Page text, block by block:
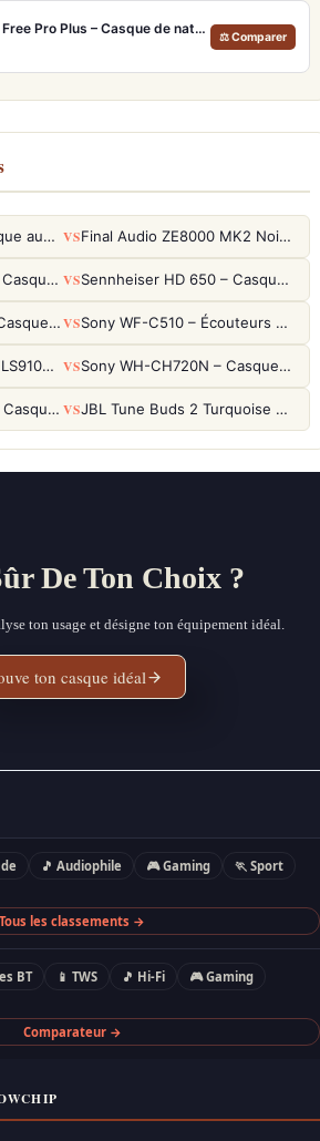
Creative Outlier Free Pro Plus – Casque de natation IPX8 avec MP3 et transducteurs ajustables
⚖ Comparer
Sony MDR-Z1R – Casque audiophile fermé haute résolution VS Final Audio ZE8000 MK2 Noir – Écouteurs True Wireless audiophiles 8K Sound
HIFIMAN SUNDARA – Casque Planar Magnetic Ouvert Over-Ear Audiophile VS Sennheiser HD 650 – Casque audiophile ouvert pour l'écoute analytique
Sony WH-CH720N – Casque ANC 35h, Ultra-léger (192g) avec Processeur V1 VS Sony WF-C510 – Écouteurs True Wireless compacts, autonomie 22h et multipoint
Sony LinkBuds Fit WFLS910NW Blanc – Écouteurs Sport Ailes ANC VS Sony WH-CH720N – Casque ANC 35h, Ultra-léger (192g) avec Processeur V1
POGS The Elephant – Casque Filaire Enfants 85dB POGS-Safe™ (Éco-Responsable) VS JBL Tune Buds 2 Turquoise – Écouteurs True Wireless avec ANC et autonomie 48h
De Ton Choix ?
ton usage et désigne ton équipement idéal.
ton casque idéal
🎵 Audiophile 🎮 Gaming
🏃 Sport
Tous les classements →
BT 📱 TWS 🎵 Hi-Fi
🎮 Gaming
Comparateur →